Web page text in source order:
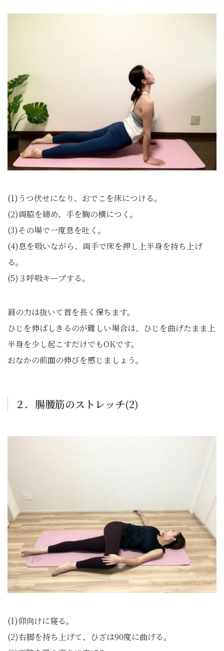
(1)うつ伏せになり、おでこを床につける。
(2)両脇を締め、手を胸の横につく。
(3)その場で一度息を吐く。
(4)息を吸いながら、両手で床を押し上半身を持ち上げ
る。
(5)３呼吸キープする。
肩の力は抜いて首を長く保ちます。
ひじを伸ばしきるのが難しい場合は、ひじを曲げたまま上
半身を少し起こすだけでもOKです。
おなかの前面の伸びを感じましょう。
２．腸腰筋のストレッチ(2)
(1)仰向けに寝る。
(2)右脚を持ち上げて、ひざは90度に曲げる。